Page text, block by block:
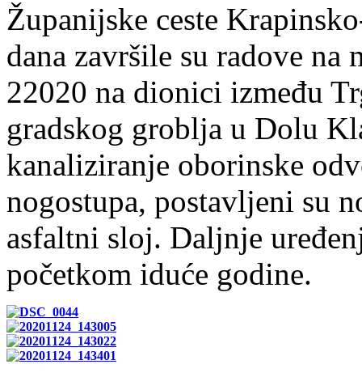
Županijske ceste
dana završile su radove na
22020 na dionici između
gradskog groblja u Dolu
kanaliziranje oborinske
nogostupa, postavljeni su
asfaltni sloj. Daljnje
početkom iduće godine.